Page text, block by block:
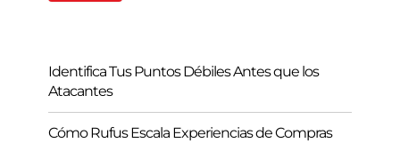
Identifica Tus Puntos Débiles Antes que los
Atacantes
Cómo Rufus Escala Experiencias de Compras